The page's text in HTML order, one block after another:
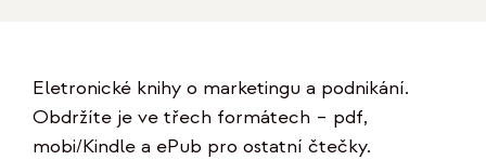
Eletronické knihy o marketingu a podnikání.
Obdržíte je ve třech formátech – pdf,
mobi/Kindle a ePub pro ostatní čtečky.